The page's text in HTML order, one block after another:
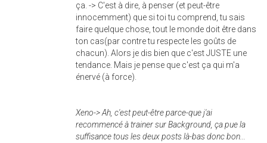
ça. -> C'est à dire, à penser (et peut-être
innocemment) que si toi tu comprend, tu sais
faire quelque chose, tout le monde doit être dans
ton cas(par contre tu respecte les goûts de
chacun). Alors je dis bien que c'est JUSTE une
tendance. Mais je pense que c'est ça qui m'a
énervé (à force).
Xeno-> Ah, c'est peut-être parce-que j'ai
recommencé à trainer sur Background, ça pue la
suffisance tous les deux posts là-bas donc bon...